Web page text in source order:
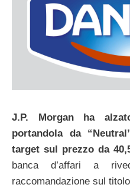
J.P. Morgan ha
portandola da
target sul prezzo da
banca d’affari a
raccomandazione sul